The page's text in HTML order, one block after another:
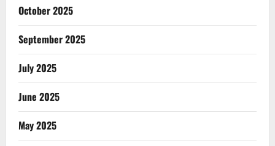
October 2025
September 2025
July 2025
June 2025
May 2025